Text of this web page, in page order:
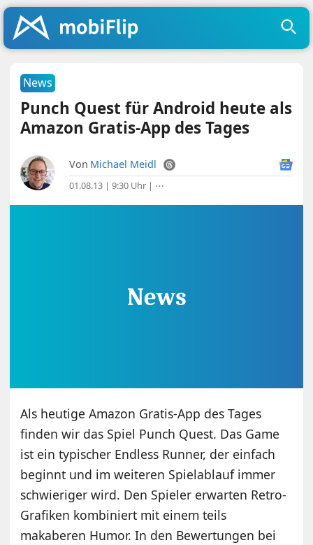
News
Punch Quest für Android heute als
Amazon Gratis-App des Tages
Von Michael Meidl
01.08.13 | 9:30 Uhr | ⋯
Als heutige Amazon Gratis-App des Tages
finden wir das Spiel Punch Quest. Das Game
ist ein typischer Endless Runner, der einfach
beginnt und im weiteren Spielablauf immer
schwieriger wird. Den Spieler erwarten Retro-
Grafiken kombiniert mit einem teils
makaberen Humor. In den Bewertungen bei